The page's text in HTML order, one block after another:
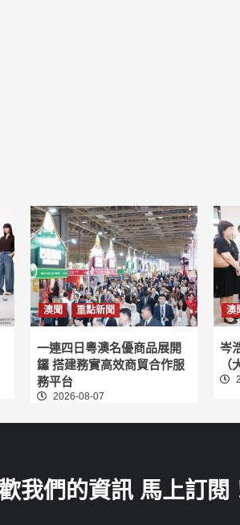
澳聞 重點新聞
一連四日粵澳名優商品展開
鑼 搭建務實高效商貿合作服
務平台
2026-08-07
澳
岑
我們的資訊 馬上訂閱